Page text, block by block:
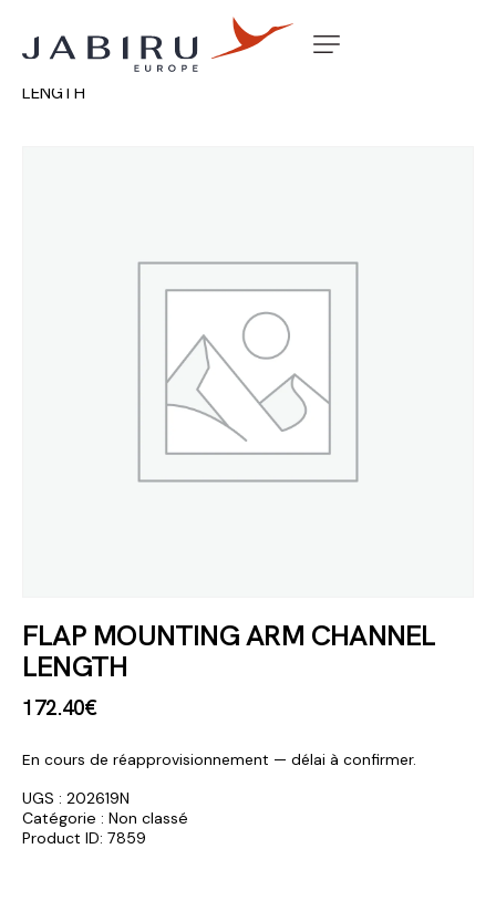
Accueil Non classé
LENGTH
FLAP MOUNTING ARM CHANNEL
LENGTH
172.40€
En cours de réapprovisionnement — délai à confirmer.
UGS : 202619N
Catégorie : Non classé
Product ID: 7859